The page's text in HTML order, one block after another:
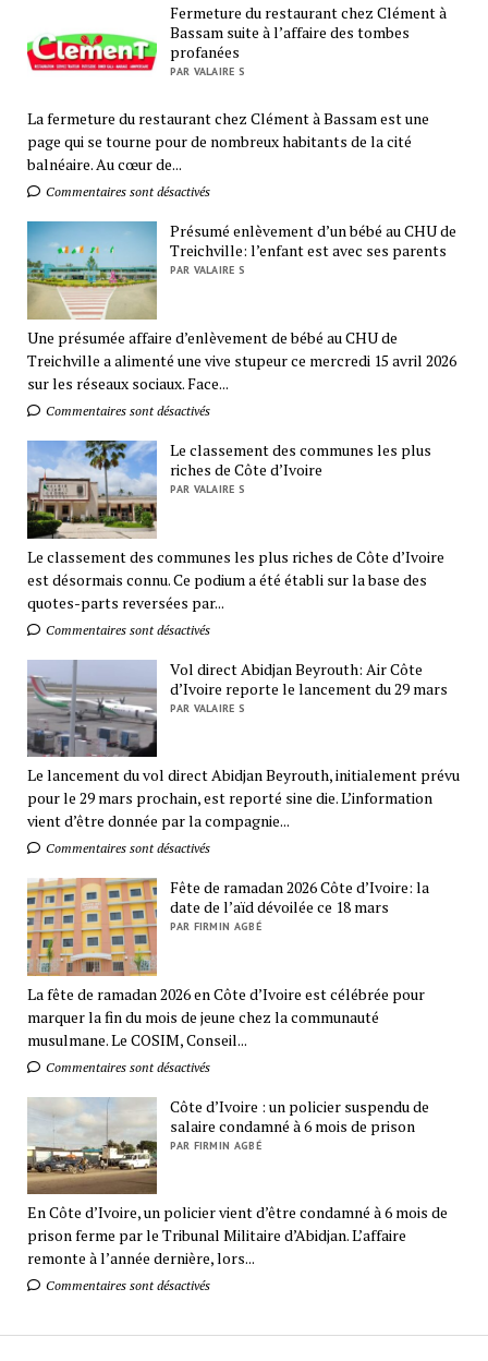
Fermeture du restaurant chez Clément à
Bassam suite à l’affaire des tombes
profanées
PAR VALAIRE S
La fermeture du restaurant chez Clément à Bassam est une
page qui se tourne pour de nombreux habitants de la cité
balnéaire. Au cœur de...
Commentaires sont désactivés
Présumé enlèvement d’un bébé au CHU de
Treichville: l’enfant est avec ses parents
PAR VALAIRE S
Une présumée affaire d’enlèvement de bébé au CHU de
Treichville a alimenté une vive stupeur ce mercredi 15 avril 2026
sur les réseaux sociaux. Face...
Commentaires sont désactivés
Le classement des communes les plus
riches de Côte d’Ivoire
PAR VALAIRE S
Le classement des communes les plus riches de Côte d’Ivoire
est désormais connu. Ce podium a été établi sur la base des
quotes-parts reversées par...
Commentaires sont désactivés
Vol direct Abidjan Beyrouth: Air Côte
d’Ivoire reporte le lancement du 29 mars
PAR VALAIRE S
Le lancement du vol direct Abidjan Beyrouth, initialement prévu
pour le 29 mars prochain, est reporté sine die. L’information
vient d’être donnée par la compagnie...
Commentaires sont désactivés
Fête de ramadan 2026 Côte d’Ivoire: la
date de l’aïd dévoilée ce 18 mars
PAR FIRMIN AGBÉ
La fête de ramadan 2026 en Côte d’Ivoire est célébrée pour
marquer la fin du mois de jeune chez la communauté
musulmane. Le COSIM, Conseil...
Commentaires sont désactivés
Côte d’Ivoire : un policier suspendu de
salaire condamné à 6 mois de prison
PAR FIRMIN AGBÉ
En Côte d’Ivoire, un policier vient d’être condamné à 6 mois de
prison ferme par le Tribunal Militaire d’Abidjan. L’affaire
remonte à l’année dernière, lors...
Commentaires sont désactivés